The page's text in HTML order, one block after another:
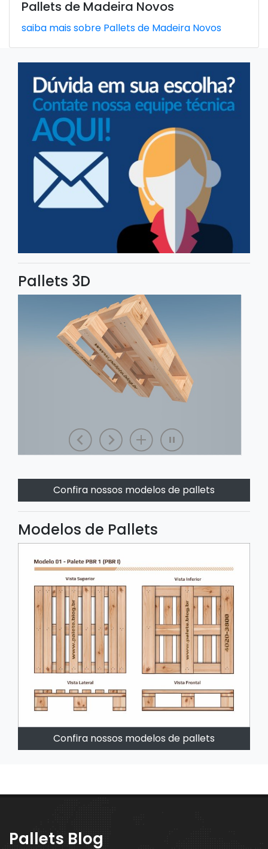
Pallets de Madeira Novos
saiba mais sobre Pallets de Madeira Novos
Pallets 3D
Confira nossos modelos de pallets
Modelos de Pallets
Confira nossos modelos de pallets
Pallets Blog